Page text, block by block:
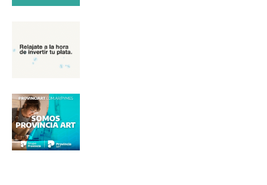
Nombre
Apellidos